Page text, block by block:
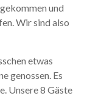
und
Wir sind also
etwas
genossen. Es
Unsere 8 Gäste